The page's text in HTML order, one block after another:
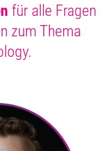
für alle Fragen
zum Thema